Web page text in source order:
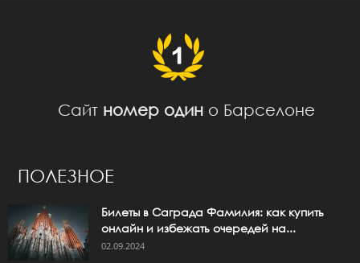
Сайт номер одино Барселоне
ПОЛЕЗНОЕ
Билеты в Саграда Фамилия: как купить
онлайн и избежать очередей на...
02.09.2024